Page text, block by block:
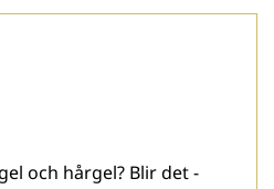
och hårgel? Blir det -